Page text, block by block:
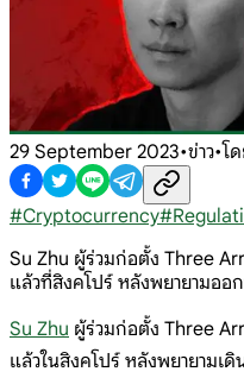
29 September 2023•ข่าว•โ
#Cryptocurrency#
Su Zhu ผู้ร่วมก่อตั้ง Three
แล้วที่สิงคโปร์ หลังพยายามออ
Su Zhu ผู้ร่วมก่อตั้ง Three
แล้วในสิงคโปร์ หลังพยายามเ